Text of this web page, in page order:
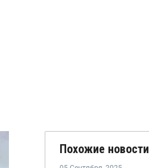
Похожие новости